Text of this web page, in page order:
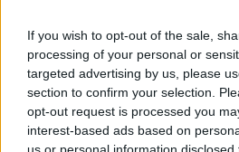
If you wish to opt-out of the sale,
processing of your personal or
targeted advertising by us, please
section to confirm your selection.
opt-out request is processed you
interest-based ads based on
Todo lo fue
Lenin